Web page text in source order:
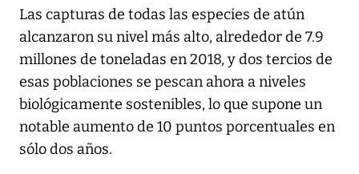
Las capturas de todas las especies de atún
alcanzaron su nivel más alto, alrededor de 7.9
millones de toneladas en 2018, y dos tercios de
esas poblaciones se pescan ahora a niveles
biológicamente sostenibles, lo que supone un
notable aumento de 10 puntos porcentuales en
sólo dos años.